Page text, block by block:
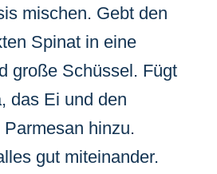
mischen. Gebt den
Spinat in eine
große Schüssel. Fügt
das Ei und den
hinzu.
gut miteinander.